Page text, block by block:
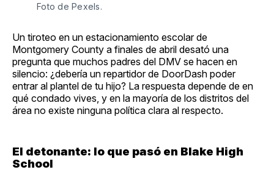
Foto de Pexels.
Un tiroteo en un estacionamiento escolar de
Montgomery County a finales de abril desató una
pregunta que muchos padres del DMV se hacen en
silencio: ¿debería un repartidor de DoorDash poder
entrar al plantel de tu hijo? La respuesta depende de en
qué condado vives, y en la mayoría de los distritos del
área no existe ninguna política clara al respecto.
El detonante: lo que pasó en Blake High
School